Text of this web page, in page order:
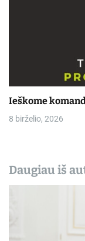
Ieškome
8 birželio, 2026
Daugiau iš